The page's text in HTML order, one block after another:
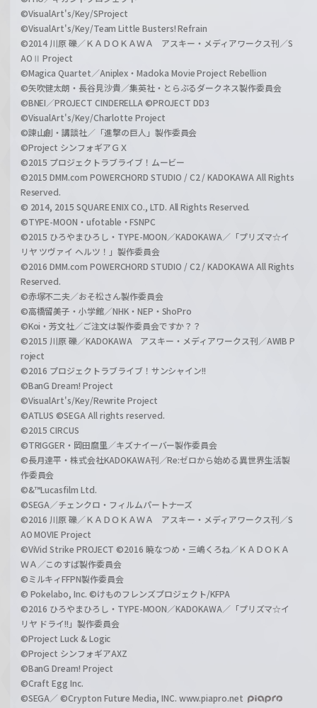
©VisualArt's/Key/SProject
©VisualArt's/Key/Team Little Busters! Refrain
©2014 川原 礫／ＫＡＤＯＫＡＷＡ アスキー・メディアワークス刊／S
AOⅡ Project
©Magica Quartet／Aniplex・Madoka Movie Project Rebellion
©矢吹健太朗・長谷見沙貴／集英社・とらぶるダークネス製作委員会
©BNEI／PROJECT CINDERELLA ©PROJECT DD3
©VisualArt's/Key/Charlotte Project
©諫山創・講談社／「進撃の巨人」製作委員会
©Project シンフォギアＧＸ
©2015 プロジェクトラブライブ！ムービー
©2015 DMM.com POWERCHORD STUDIO / C2 / KADOKAWA All Rights
Reserved.
© 2014, 2015 SQUARE ENIX CO., LTD. All Rights Reserved.
©TYPE-MOON・ufotable・FSNPC
©2015 ひろやまひろし・TYPE-MOON／KADOKAWA／「プリズマ☆イ
リヤ ツヴァイ ヘルツ！」製作委員会
©2016 DMM.com POWERCHORD STUDIO / C2 / KADOKAWA All Rights
Reserved.
©赤塚不二夫／おそ松さん製作委員会
©高橋留美子・小学館／NHK・NEP・ShoPro
©Koi・芳文社／ご注文は製作委員会ですか？？
©2015 川原 礫／KADOKAWA アスキー・メディアワークス刊／AWIB P
roject
©2016 プロジェクトラブライブ！サンシャイン!!
©BanG Dream! Project
©VisualArt's/Key/Rewrite Project
©ATLUS ©SEGA All rights reserved.
©2015 CIRCUS
©TRIGGER・岡田麿里／キズナイーバー製作委員会
©長月達平・株式会社KADOKAWA刊／Re:ゼロから始める異世界生活製
作委員会
©&™Lucasfilm Ltd.
©SEGA／チェンクロ・フィルムパートナーズ
©2016 川原 礫／ＫＡＤＯＫＡＷＡ アスキー・メディアワークス刊／S
AO MOVIE Project
©ViVid Strike PROJECT ©2016 暁なつめ・三嶋くろね／ＫＡＤＯＫＡ
ＷＡ／このすば製作委員会
©ミルキィFFPN製作委員会
© Pokelabo, Inc. ©けものフレンズプロジェクト/KFPA
©2016 ひろやまひろし・TYPE-MOON／KADOKAWA／「プリズマ☆イ
リヤ ドライ!!」製作委員会
©Project Luck & Logic
©Project シンフォギアAXZ
©BanG Dream! Project
©Craft Egg Inc.
©SEGA／ ©Crypton Future Media, INC. www.piapro.net